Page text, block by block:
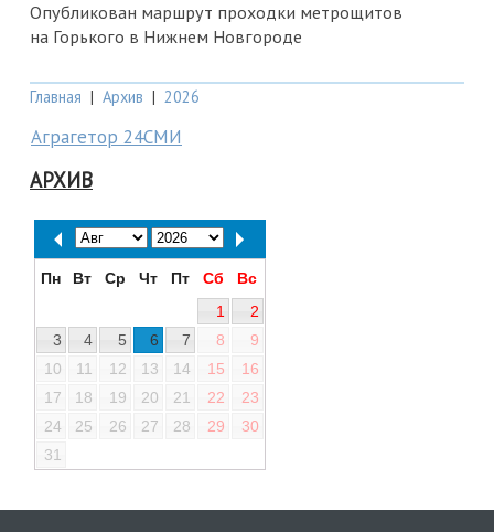
Опубликован маршрут проходки метрощитов
на Горького в Нижнем Новгороде
Главная | Архив | 2026
Аграгетор 24СМИ
АРХИВ
Пн Вт Ср Чт Пт Сб
Вс
1
2
3
4 5 6 7 8
9
10
11 12 13 14 15
16
17
18 19 20 21 22
23
24
25 26 27 28 29
30
31